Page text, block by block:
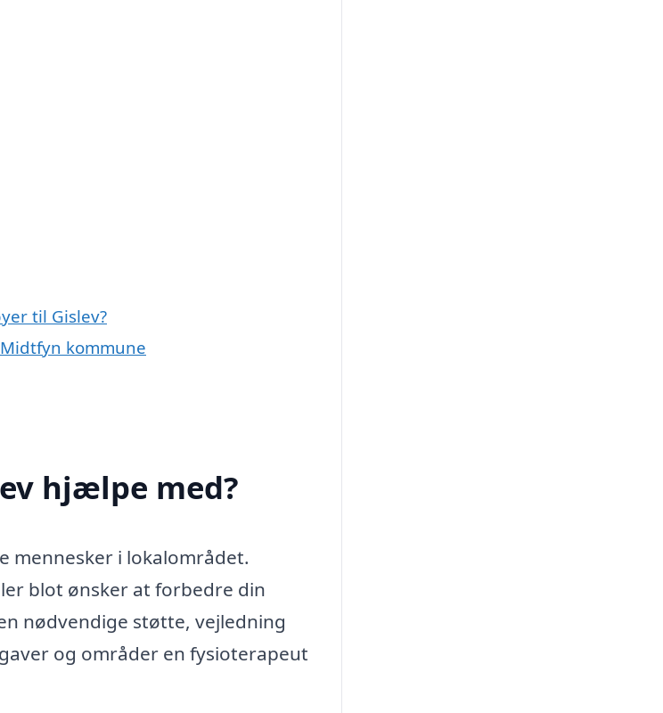
til Gislev?
kommune
hjælpe med?
mennesker i lokalområdet.
blot ønsker at forbedre din
nødvendige støtte, vejledning
og områder en fysioterapeut